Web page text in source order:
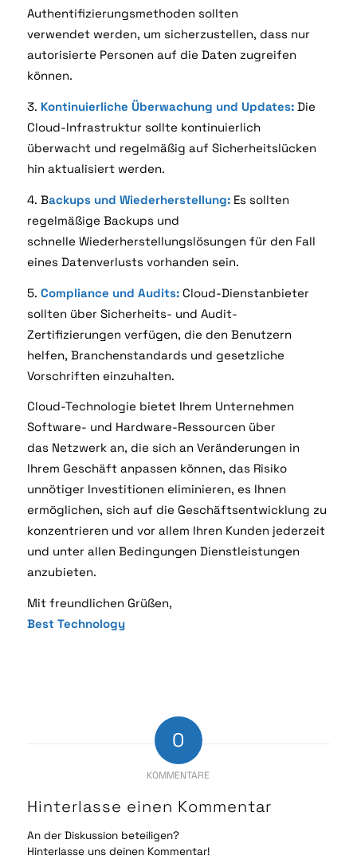
Authentifizierungsmethoden sollten
verwendet werden, um sicherzustellen, dass nur
autorisierte Personen auf die Daten zugreifen
können.
3. Kontinuierliche Überwachung und Updates:Die
Cloud-Infrastruktur sollte kontinuierlich
überwacht und regelmäßig auf Sicherheitslücken
hin aktualisiert werden.
4. Backups und Wiederherstellung:Es sollten
regelmäßige Backups und
schnelle Wiederherstellungslösungen für den Fall
eines Datenverlusts vorhanden sein.
5. Compliance und Audits:Cloud-Dienstanbieter
sollten über Sicherheits- und Audit-
Zertifizierungen verfügen, die den Benutzern
helfen, Branchenstandards und gesetzliche
Vorschriften einzuhalten.
Cloud-Technologie bietet Ihrem Unternehmen
Software- und Hardware-Ressourcen über
das Netzwerk an, die sich an Veränderungen in
Ihrem Geschäft anpassen können, das Risiko
unnötiger Investitionen eliminieren, es Ihnen
ermöglichen, sich auf die Geschäftsentwicklung zu
konzentrieren und vor allem Ihren Kunden jederzeit
und unter allen Bedingungen Dienstleistungen
anzubieten.
Mit freundlichen Grüßen,
Best Technology
0
KOMMENTARE
Hinterlasse einen Kommentar
An der Diskussion beteiligen?
Hinterlasse uns deinen Kommentar!